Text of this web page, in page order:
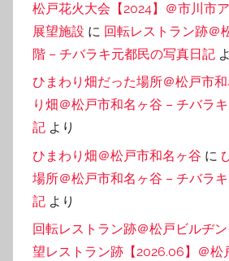
松戸花火大会【2024】＠市川市
展望施設 に 回転レストラン跡＠
階 – チバラキ元都民の写真日記
ひまわり畑だった場所＠松戸市
り畑＠松戸市和名ヶ谷 – チバラ
記 より
ひまわり畑＠松戸市和名ヶ谷 に
場所＠松戸市和名ヶ谷 – チバラ
記 より
回転レストラン跡＠松戸ビルヂ
望レストラン跡【2026.06】＠松